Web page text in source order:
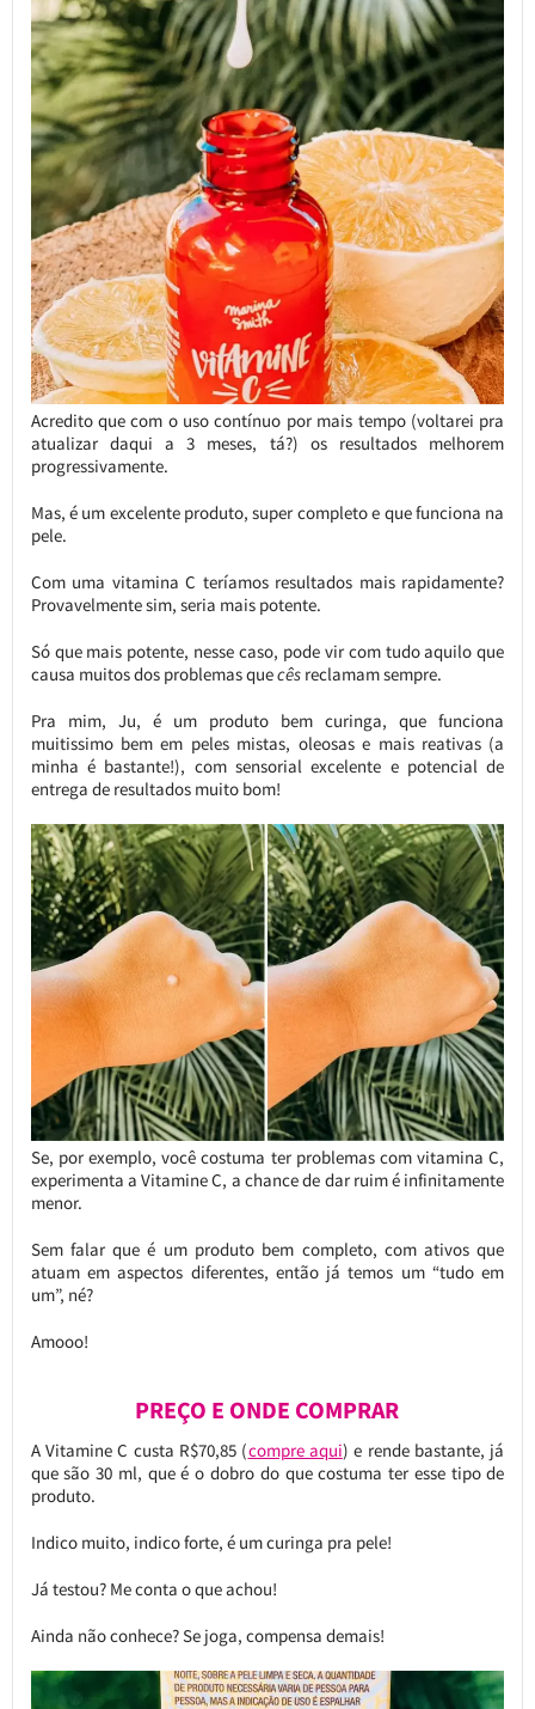
Acredito que com o uso contínuo por mais tempo (voltarei pra
atualizar daqui a 3 meses, tá?) os resultados melhorem
progressivamente.
Mas, é um excelente produto, super completo e que funciona na
pele.
Com uma vitamina C teríamos resultados mais rapidamente?
Provavelmente sim, seria mais potente.
Só que mais potente, nesse caso, pode vir com tudo aquilo que
causa muitos dos problemas quecêsreclamam sempre.
Pra mim, Ju, é um produto bem curinga, que funciona
muitissimo bem em peles mistas, oleosas e mais reativas (a
minha é bastante!), com sensorial excelente e potencial de
entrega de resultados muito bom!
Se, por exemplo, você costuma ter problemas com vitamina C,
experimenta a Vitamine C, a chance de dar ruim é infinitamente
menor.
Sem falar que é um produto bem completo, com ativos que
atuam em aspectos diferentes, então já temos um “tudo em
um”, né?
Amooo!
PREÇO E ONDE COMPRAR
A Vitamine C custa R$70,85 (compre aqui) e rende bastante, já
que são 30 ml, que é o dobro do que costuma ter esse tipo de
produto.
Indico muito, indico forte, é um curinga pra pele!
Já testou? Me conta o que achou!
Ainda não conhece? Se joga, compensa demais!